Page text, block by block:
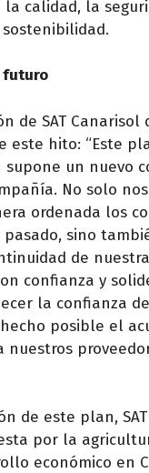
la calidad, la
futuro
de SAT
este hito: “Este
un nuevo
No solo
ordenada los
sino
de
confianza y
la confianza
posible el
nuestros
de este plan,
por la
económico en